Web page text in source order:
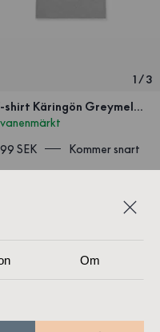
1/3
T-shirt Käringön Greymelange Barn
SEK
Kommer snart
Om